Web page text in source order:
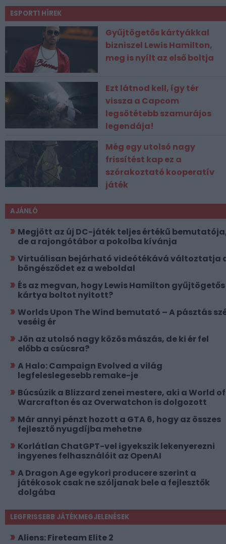
ESPORT1 HÍREK
Gyűjtögetős kártyákkal
bizniszel Lewis Hamilton,
meg is nyílt az első boltja
Ezt látnod kell, így tér
vissza a Capcom
legsötétebb szamurájos
legendája!
Még egy utolsó nagy
frissítést kap ez a
szórakoztató kooperatív
játék
AJÁNLÓ
Megjött az új DC-játék teljes értékű
de a rajongótábor a pokolba kívánja
Virtuálisan bejárható videótékává változtatja
böngésződet ez a weboldal
És az megvan, hogy Lewis Hamilton gyűjtögetős
kártya boltot nyitott?
Worlds Upon The Wind bemutató – A pásztás
veséig ér
Jön az utolsó nagy közös mászás, de ki ér fel
előbb a csúcsra?
A Halo: Campaign Evolved a világ
legfeleslegesebb remake-je
Búcsúzik a Blizzard zenei mestere, aki a World of
Warcrafton és az Overwatchon is dolgozott
Már annyi pénzt hozott a GTA 6, hogy az összes
fejlesztő nyugdíjba mehetne
Korlátlan ChatGPT-vel igyekszik lekenyerezni
ingyenes felhasználóit az OpenAI
A Dragon Age egykori producere szerint a
játékosok csak ne szóljanak bele a fejlesztők
dolgába
LEGFRISSEBB JÁTÉKMEGJELENÉSEK
Aliens: Fireteam Elite 2